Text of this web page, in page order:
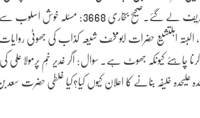
کے حل کے لئے بنو ثقیفہ تشریف لے
اہلتشیع حضرات ابومخنف شیعہ کذاب کی جھوٹی
چاہئے کیونکہ جھوٹ ہے۔ سوال: اگر غدیر خُم پرمولا علی
علیحدہ خلیفہ بنانے کا اعلان کیوں کیا؟کیا غلطی حضرت سعد